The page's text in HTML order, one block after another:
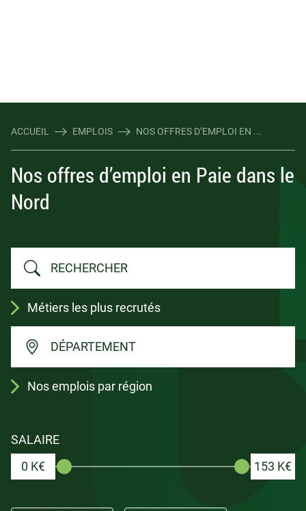
ACCUEIL EMPLOIS NOS OFFRES D’EMPLOI EN ...
Nos offres d’emploi en Paie dans le
Nord
Métiers les plus recrutés
DÉPARTEMENT
Nos emplois par région
SALAIRE
0 K€
153 K€